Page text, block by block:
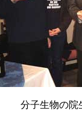
分子生物の院